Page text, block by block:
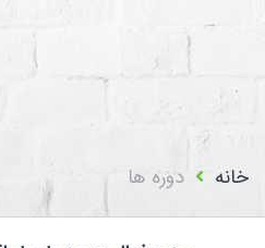
خانه دوره ها